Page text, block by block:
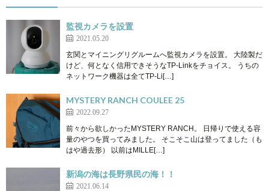
監視カメラを設置
2021.05.20
玄関とマイニングリグルームへ監視カメラを設置。 大陸製だ
けど、何となく信用できそうなTP-Linkをチョイス。 うちの
ネットワーク機器は全てTP-Li[…]
MYSTERY RANCH COULEE 25
2022.09.27
前々から欲しかったMYSTERY RANCH。 日帰りで使える容
量のやつを買ってみました。 そこそこ山は登ってました（も
はや過去形） 以前はMILLE[…]
新潟の海は長野県民の海！！
2021.06.14